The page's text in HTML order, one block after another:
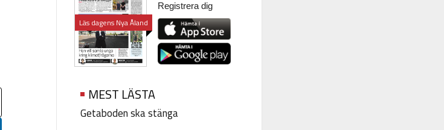
Läs dagens Nya Åland
Registrera dig
MEST LÄSTA
Getaboden ska stänga